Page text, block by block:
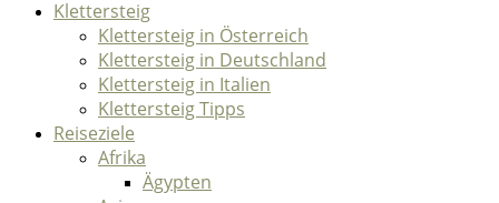
Klettersteig
Klettersteig in Österreich
Klettersteig in Deutschland
Klettersteig in Italien
Klettersteig Tipps
Reiseziele
Afrika
Ägypten